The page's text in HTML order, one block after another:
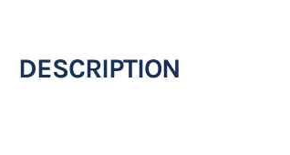
DESCRIPTION